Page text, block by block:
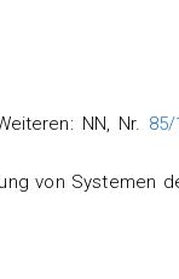
NN, Nr. 85/
von Systemen